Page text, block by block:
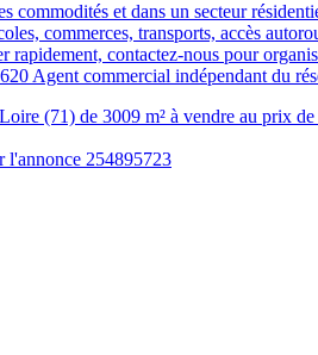
commodités et dans un secteur
commerces, transports, accès
rapidement, contactez-nous pour
Agent commercial indépendant du